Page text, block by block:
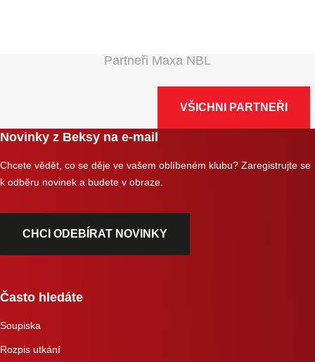
Partneři Maxa NBL
VŠICHNI PARTNEŘI
Novinky z Beksy na e-mail
Chcete vědět, co se děje ve vašem oblíbeném klubu? Zaregistrujte se
k odběru novinek a budete v obraze.
CHCI ODEBÍRAT NOVINKY
Často hledáte
Soupiska
Rozpis utkání